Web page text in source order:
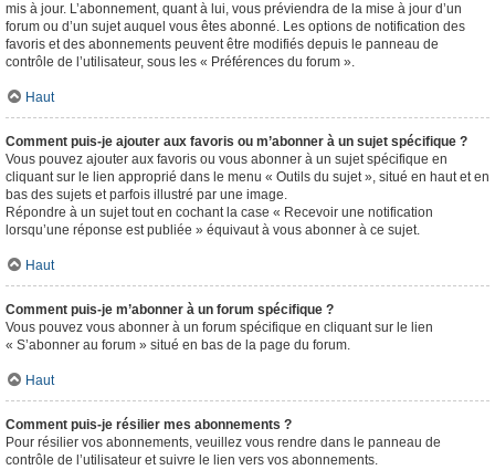
mis à jour. L’abonnement, quant à lui, vous préviendra de la mise à jour d’un
forum ou d’un sujet auquel vous êtes abonné. Les options de notification des
favoris et des abonnements peuvent être modifiés depuis le panneau de
contrôle de l’utilisateur, sous les « Préférences du forum ».
Haut
Comment puis-je ajouter aux favoris ou m’abonner à un sujet spécifique ?
Vous pouvez ajouter aux favoris ou vous abonner à un sujet spécifique en
cliquant sur le lien approprié dans le menu « Outils du sujet », situé en haut et en
bas des sujets et parfois illustré par une image.
Répondre à un sujet tout en cochant la case « Recevoir une notification
lorsqu’une réponse est publiée » équivaut à vous abonner à ce sujet.
Haut
Comment puis-je m’abonner à un forum spécifique ?
Vous pouvez vous abonner à un forum spécifique en cliquant sur le lien
« S’abonner au forum » situé en bas de la page du forum.
Haut
Comment puis-je résilier mes abonnements ?
Pour résilier vos abonnements, veuillez vous rendre dans le panneau de
contrôle de l’utilisateur et suivre le lien vers vos abonnements.